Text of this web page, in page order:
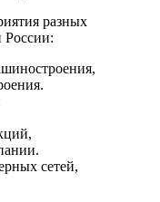
разных
России:
сетей,